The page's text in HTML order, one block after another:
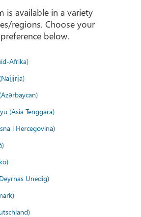
is available in a variety
regions. Choose your
below.
Afrika)
(Asia Tenggara)
i Hercegovina)
Unedig)